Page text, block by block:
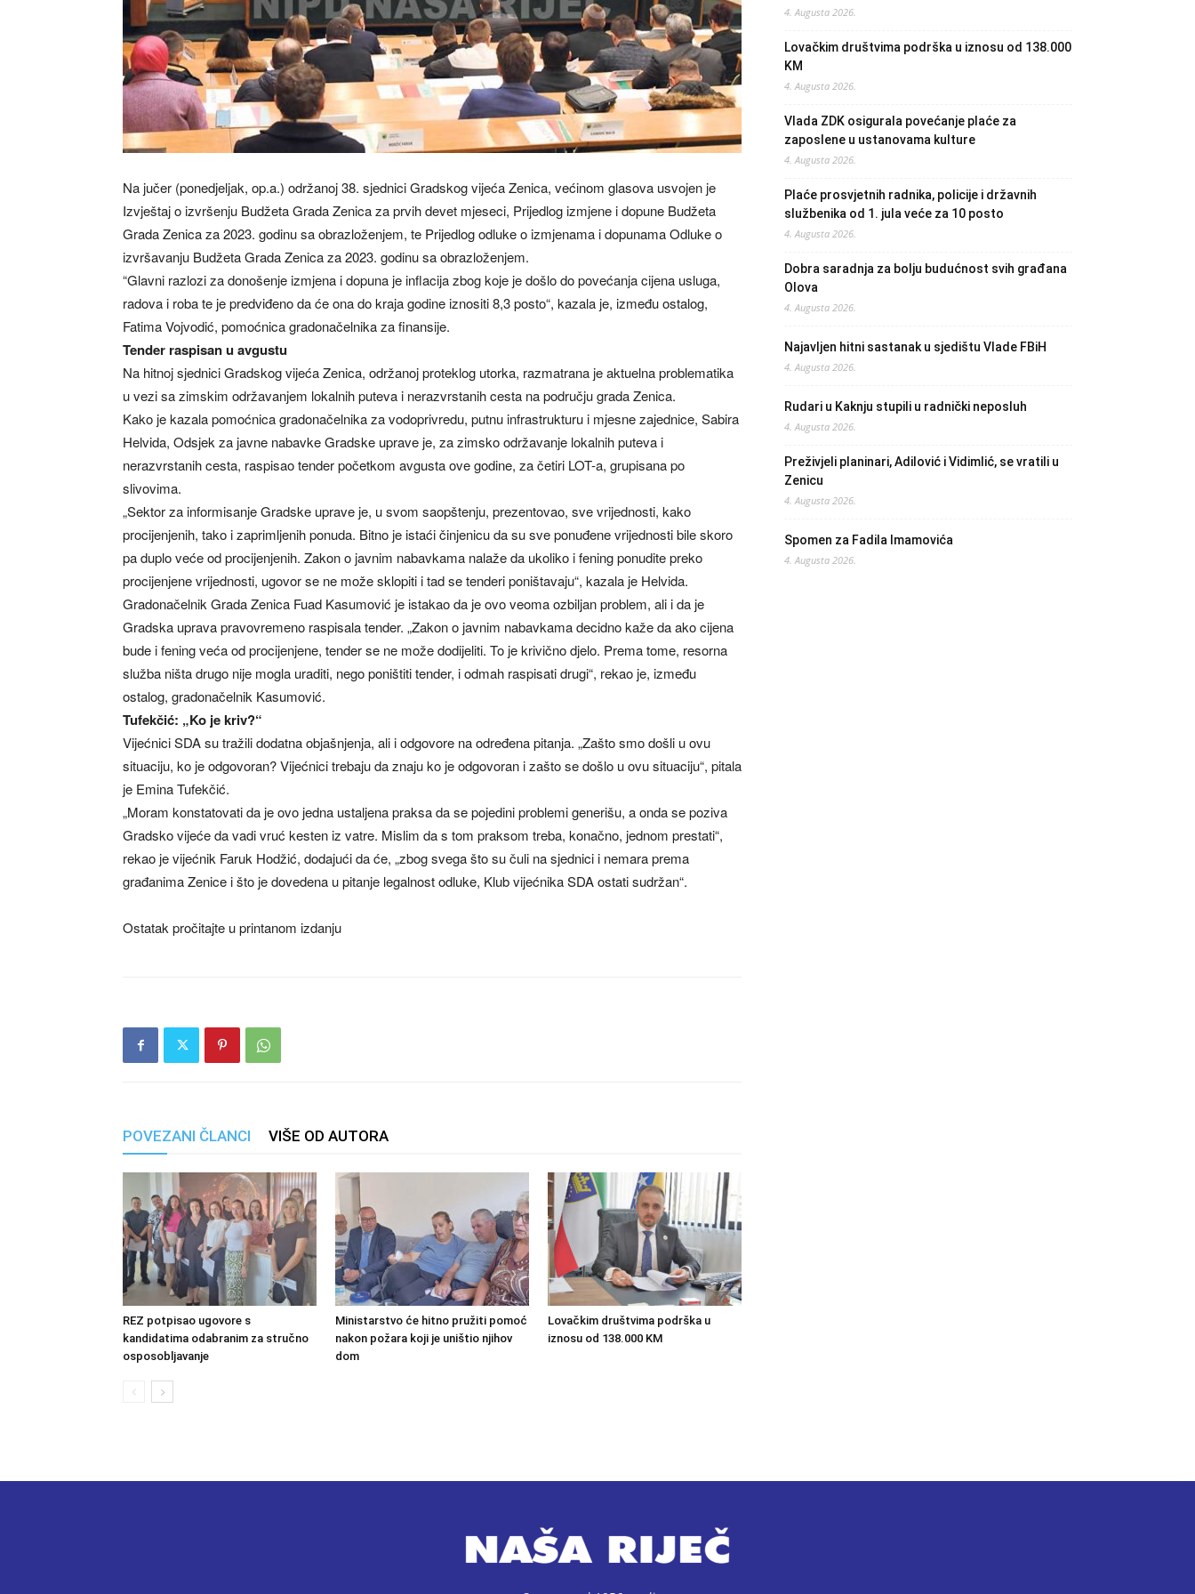
Na jučer (ponedjeljak, op.a.) održanoj 38. sjednici Gradskog vijeća Zenica, većinom glasova usvojen je
Izvještaj o izvršenju Budžeta Grada Zenica za prvih devet mjeseci, Prijedlog izmjene i dopune Budžeta
Grada Zenica za 2023. godinu sa obrazloženjem, te Prijedlog odluke o izmjenama i dopunama Odluke o
izvršavanju Budžeta Grada Zenica za 2023. godinu sa obrazloženjem.
“Glavni razlozi za donošenje izmjena i dopuna je inflacija zbog koje je došlo do povećanja cijena usluga,
radova i roba te je predviđeno da će ona do kraja godine iznositi 8,3 posto“, kazala je, između ostalog,
Fatima Vojvodić, pomoćnica gradonačelnika za finansije.
Tender raspisan u avgustu
Na hitnoj sjednici Gradskog vijeća Zenica, održanoj proteklog utorka, razmatrana je aktuelna problematika
u vezi sa zimskim održavanjem lokalnih puteva i nerazvrstanih cesta na području grada Zenica.
Kako je kazala pomoćnica gradonačelnika za vodoprivredu, putnu infrastrukturu i mjesne zajednice, Sabira
Helvida, Odsjek za javne nabavke Gradske uprave je, za zimsko održavanje lokalnih puteva i
nerazvrstanih cesta, raspisao tender početkom avgusta ove godine, za četiri LOT-a, grupisana po
slivovima.
„Sektor za informisanje Gradske uprave je, u svom saopštenju, prezentovao, sve vrijednosti, kako
procijenjenih, tako i zaprimljenih ponuda. Bitno je istaći činjenicu da su sve ponuđene vrijednosti bile skoro
pa duplo veće od procijenjenih. Zakon o javnim nabavkama nalaže da ukoliko i fening ponudite preko
procijenjene vrijednosti, ugovor se ne može sklopiti i tad se tenderi poništavaju“, kazala je Helvida.
Gradonačelnik Grada Zenica Fuad Kasumović je istakao da je ovo veoma ozbiljan problem, ali i da je
Gradska uprava pravovremeno raspisala tender. „Zakon o javnim nabavkama decidno kaže da ako cijena
bude i fening veća od procijenjene, tender se ne može dodijeliti. To je krivično djelo. Prema tome, resorna
služba ništa drugo nije mogla uraditi, nego poništiti tender, i odmah raspisati drugi“, rekao je, između
ostalog, gradonačelnik Kasumović.
Tufekčić: „Ko je kriv?“
Vijećnici SDA su tražili dodatna objašnjenja, ali i odgovore na određena pitanja. „Zašto smo došli u ovu
situaciju, ko je odgovoran? Vijećnici trebaju da znaju ko je odgovoran i zašto se došlo u ovu situaciju“, pitala
je Emina Tufekčić.
„Moram konstatovati da je ovo jedna ustaljena praksa da se pojedini problemi generišu, a onda se poziva
Gradsko vijeće da vadi vruć kesten iz vatre. Mislim da s tom praksom treba, konačno, jednom prestati“,
rekao je vijećnik Faruk Hodžić, dodajući da će, „zbog svega što su čuli na sjednici i nemara prema
građanima Zenice i što je dovedena u pitanje legalnost odluke, Klub vijećnika SDA ostati sudržan“.
Ostatak pročitajte u printanom izdanju
POVEZANI ČLANCI VIŠE OD AUTORA
REZ potpisao ugovore s
kandidatima odabranim za stručno
osposobljavanje
Ministarstvo će hitno pružiti pomoć
nakon požara koji je uništio njihov
dom
Lovačkim društvima podrška u
iznosu od 138.000 KM
4. Augusta 2026.
Lovačkim društvima podrška u iznosu od 138.000
KM
4. Augusta 2026.
Vlada ZDK osigurala povećanje plaće za
zaposlene u ustanovama kulture
4. Augusta 2026.
Plaće prosvjetnih radnika, policije i državnih
službenika od 1. jula veće za 10 posto
4. Augusta 2026.
Dobra saradnja za bolju budućnost svih građana
Olova
4. Augusta 2026.
Najavljen hitni sastanak u sjedištu Vlade FBiH
4. Augusta 2026.
Rudari u Kaknju stupili u radnički neposluh
4. Augusta 2026.
Preživjeli planinari, Adilović i Vidimlić, se vratili u
Zenicu
4. Augusta 2026.
Spomen za Fadila Imamovića
4. Augusta 2026.